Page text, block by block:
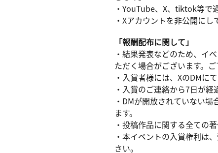
・YouTube、X、tiktok等で
・Xアカウントを非公開に
「報酬配布に関して」
・結果発表などのため、イ
ただく場合がございます。
・入賞者様には、XのDMに
・入賞のご連絡から7日が経
・DMが開放されていない
ます。
・投稿作品に関する全ての
・本イベントの入賞権利は
さい。